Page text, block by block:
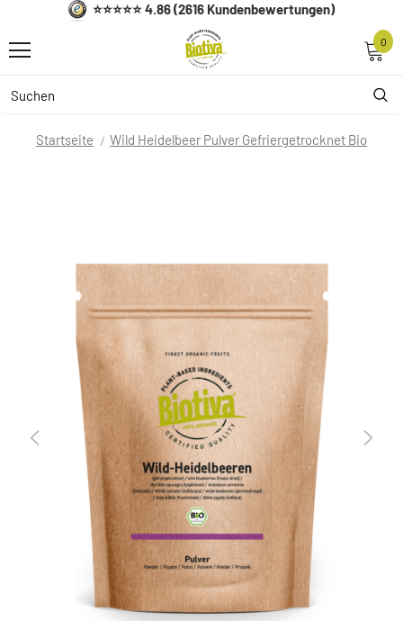
⭐⭐⭐⭐⭐ 4.86 (2616 Kundenbewertungen)
0
Startseite Wild Heidelbeer Pulver Gefriergetrocknet Bio